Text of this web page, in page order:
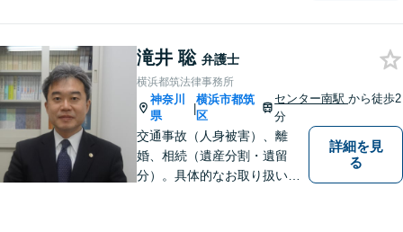
難解な用語は極力用いずに平
易かつ具体的な説明を心がけ
ていますので、まずは一度お
気軽にご相談頂ければと思い
ます。
滝井 聡 弁護士
横浜都筑法律事務所
神奈川
県
|
横浜市都筑
区
センター南駅から徒歩2
分
交通事故（人身被害）、離
婚、相続（遺産分割・遺留
分）。具体的なお取り扱い内
詳細を見
る